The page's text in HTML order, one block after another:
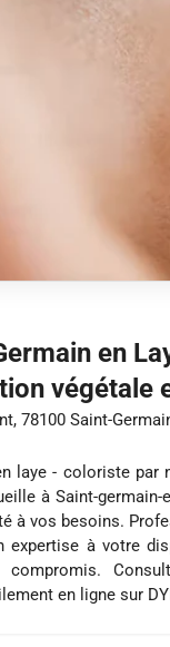
en
végétale
78100 Saint-
laye - coloriste par
à Saint-
à vos besoins.
expertise à votre
compromis.
en ligne sur